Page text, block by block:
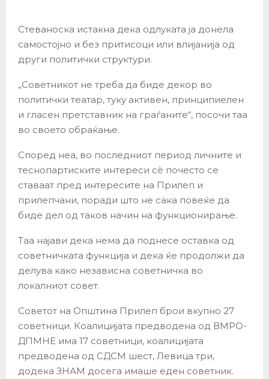
Стеваноска истакна дека одлуката ја донела
самостојно и без притисоци или влијанија од
други политички структури.
„Советникот не треба да биде декор во
политички театар, туку активен, принципиелен
и гласен претставник на граѓаните“, посочи таа
во своето обраќање.
Според неа, во последниот период личните и
теснопартиските интереси сè почесто се
ставаат пред интересите на Прилеп и
прилепчани, поради што не сака повеќе да
биде дел од таков начин на функционирање.
Таа најави дека нема да поднесе оставка од
советничката функција и дека ќе продолжи да
делува како независна советничка во
локалниот совет.
Советот на Општина Прилеп брои вкупно 27
советници. Коалицијата предводена од ВМРО-
ДПМНЕ има 17 советници, коалицијата
предводена од СДСМ шест, Левица три,
додека ЗНАМ досега имаше еден советник.